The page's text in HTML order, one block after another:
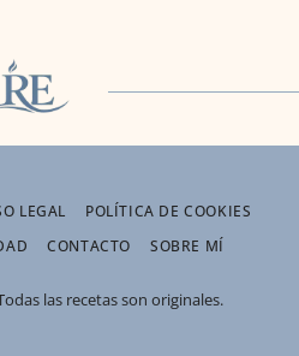
LEGAL
POLÍTICA DE COOKIES
CONTACTO SOBRE MÍ
las recetas son originales.